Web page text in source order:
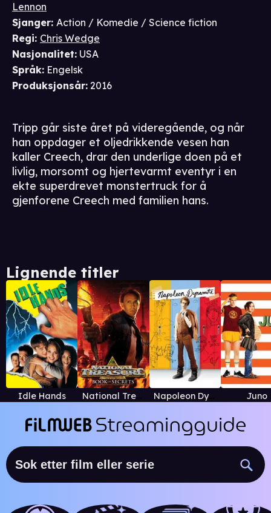
Lennon
Sjanger: Action / Komedie / Science fiction
Regi: Chris Wedge
Nasjonalitet: USA
Språk: Engelsk
Produksjonsår: 2016
Tripp går siste året på videregående, og når
han oppdager et oljedrikkende vesen han
kaller Creech, drar den underlige doen på et
livlig, morsomt og hjertevarmt eventyr i en
ekte superdrevet monstertruck for å
gjenforene Creech med familien hans.
Lignende titler
Idle Hands National Treasure: Book of Secrets Napoleon Dynamite Juno